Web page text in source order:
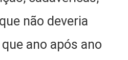
não deveria
ano após ano